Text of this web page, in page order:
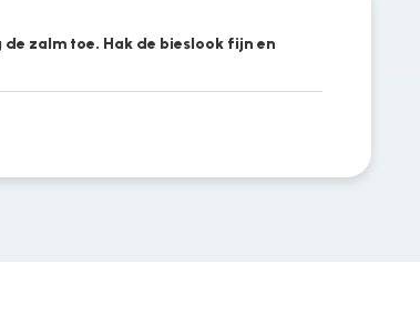
zalm toe. Hak de bieslook fijn en